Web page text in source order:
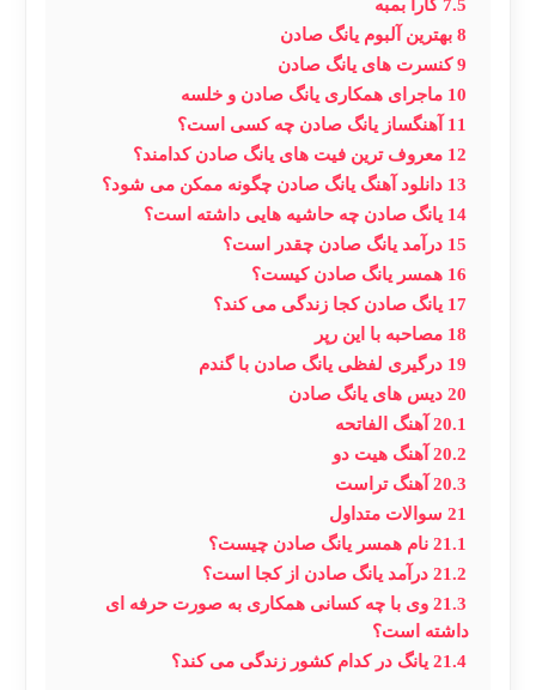
7.5 کارا بمبه
8 بهترین آلبوم یانگ صادن
9 کنسرت های یانگ صادن
10 ماجرای همکاری یانگ صادن و خلسه
11 آهنگساز یانگ صادن چه کسی است؟
12 معروف ترین فیت های یانگ صادن کدامند؟
13 دانلود آهنگ یانگ صادن چگونه ممکن می شود؟
14 یانگ صادن چه حاشیه هایی داشته است؟
15 درآمد یانگ صادن چقدر است؟
16 همسر یانگ صادن کیست؟
17 یانگ صادن کجا زندگی می کند؟
18 مصاحبه با این رپر
19 درگیری لفظی یانگ صادن با گندم
20 دیس های یانگ صادن
20.1 آهنگ الفاتحه
20.2 آهنگ هیت دو
20.3 آهنگ تراست
21 سوالات متداول
21.1 نام همسر یانگ صادن چیست؟
21.2 درآمد یانگ صادن از کجا است؟
21.3 وی با چه کسانی همکاری به صورت حرفه ای
داشته است؟
21.4 یانگ در کدام کشور زندگی می کند؟